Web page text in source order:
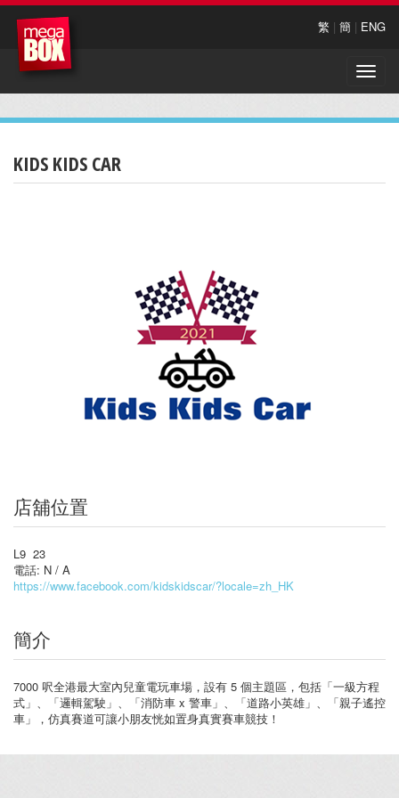
繁 | 簡 | ENG
Toggle
KIDS KIDS CAR
店舖位置
L9 23
電話: N / A
https://www.facebook.com/kidskidscar/?locale=zh_HK
簡介
7000 呎全港最大室內兒童電玩車場，設有 5 個主題區，包括「一級方程
式」、「邏輯駕駛」、「消防車 x 警車」、「道路小英雄」、「親子遙控
車」，仿真賽道可讓小朋友恍如置身真實賽車競技！